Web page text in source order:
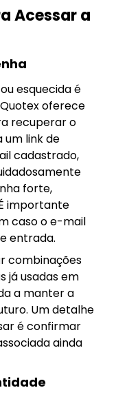
Acessar a
esquecida é
oferece
recuperar o
um link de
cadastrado,
forte,
importante
caso o e-mail
entrada.
combinações
já usadas em
a manter a
Um detalhe
é confirmar
ainda